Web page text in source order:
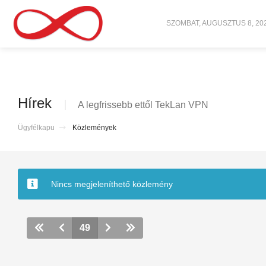
SZOMBAT, AUGUSZTUS 8,
Hírek A legfrissebb ettől TekLan VPN
Ügyfélkapu Közlemények
Nincs megjeleníthető közlemény
49